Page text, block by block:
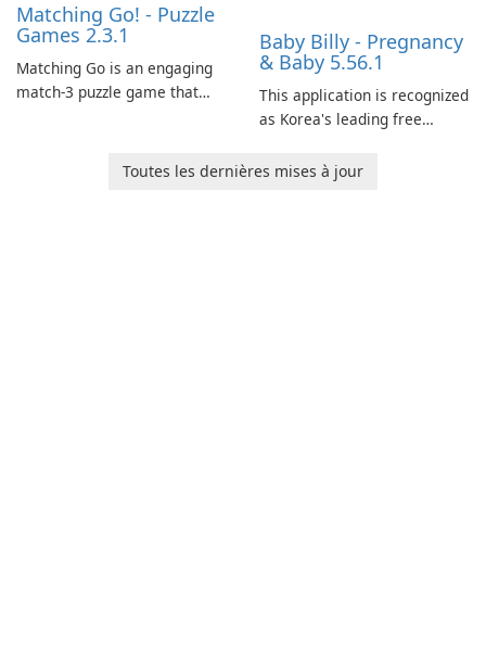
Matching Go! - Puzzle
Games 2.3.1
Matching Go is an engaging
match-3 puzzle game that
Ollie, on an adventurous
Baby Billy - Pregnancy
& Baby 5.56.1
This application is recognized
as Korea's leading free
baby tracking, offering
Toutes les dernières mises à jour